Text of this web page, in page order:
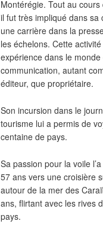
Montérégie. Tout au
il fut très impliqué dans sa
une carrière dans la
les échelons. Cette
expérience dans le monde
communication, autant
éditeur, que propriétaire.
Son incursion dans le
tourisme lui a permis de
centaine de pays.
Sa passion pour la voile
57 ans vers une croisière
autour de la mer des
ans, flirtant avec les rives
pays.